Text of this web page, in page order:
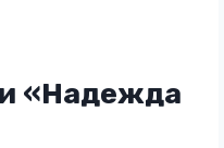
«Надежда